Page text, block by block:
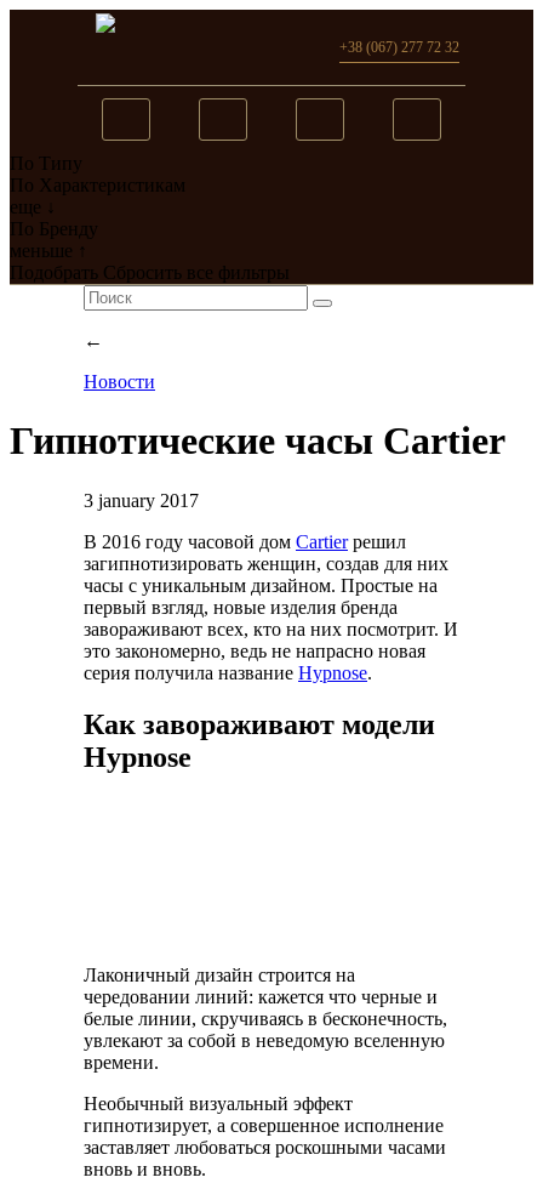
Вы добавили в сравнение
перейти
+38 (067) 277 72 32
По Типу
По Характеристикам
еще ↓
По Бренду
меньше ↑
Подобрать Сбросить все фильтры
←
Новости
Гипнотические часы Cartier
3 january 2017
В 2016 году часовой дом Cartierрешил
загипнотизировать женщин, создав для них
часы с уникальным дизайном. Простые на
первый взгляд, новые изделия бренда
завораживают всех, кто на них посмотрит. И
это закономерно, ведь не напрасно новая
серия получила название Hypnose.
Как завораживают модели
Hypnose
Лаконичный дизайн строится на
чередовании линий: кажется что черные и
белые линии, скручиваясь в бесконечность,
увлекают за собой в неведомую вселенную
времени.
Необычный визуальный эффект
гипнотизирует, а совершенное исполнение
заставляет любоваться роскошными часами
вновь и вновь.